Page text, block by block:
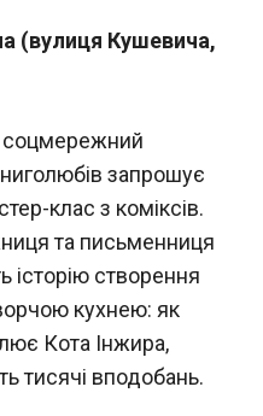
(вулиця Кушевича,
соцмережний
запрошує
клас з коміксів.
та письменниця
історію створення
кухнею: як
Кота Інжира,
тисячі вподобань.